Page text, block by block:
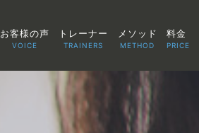
お客様の声
VOICE
トレーナー
TRAINERS
メソッド
METHOD
料金
PRICE